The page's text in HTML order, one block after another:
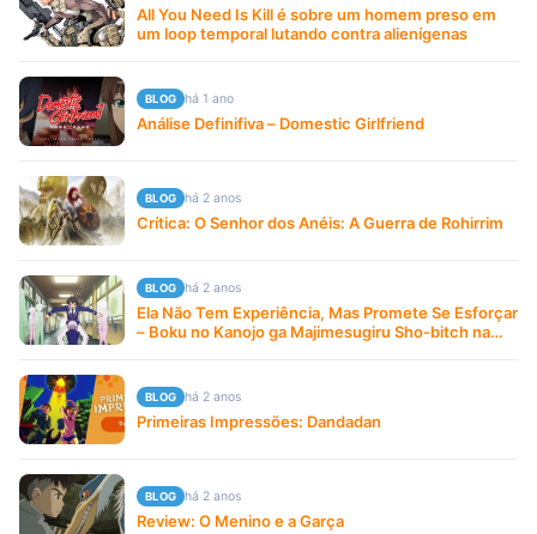
All You Need Is Kill é sobre um homem preso em
um loop temporal lutando contra alienígenas
BLOG há 1 ano
Análise Definifiva – Domestic Girlfriend
BLOG há 2 anos
Crítica: O Senhor dos Anéis: A Guerra de Rohirrim
BLOG há 2 anos
Ela Não Tem Experiência, Mas Promete Se Esforçar
– Boku no Kanojo ga Majimesugiru Sho-bitch na
BLOG há 2 anos
Primeiras Impressões: Dandadan
BLOG há 2 anos
Review: O Menino e a Garça